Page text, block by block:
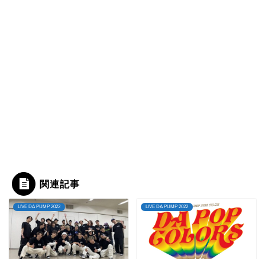
関連記事
LIVE DA PUMP 2022 LIVE DA PUMP 2022